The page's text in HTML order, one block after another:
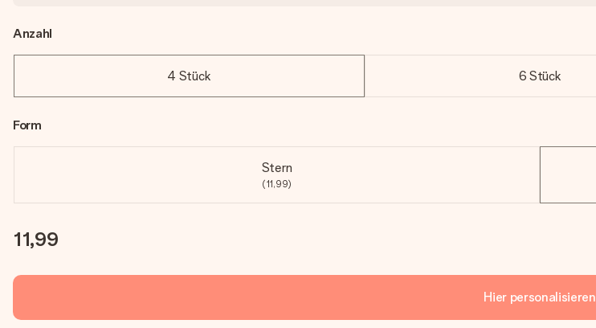
Anzahl
4 Stück 6 Stück
Form
Stern
(11,99)
11,99
Hier personalisieren